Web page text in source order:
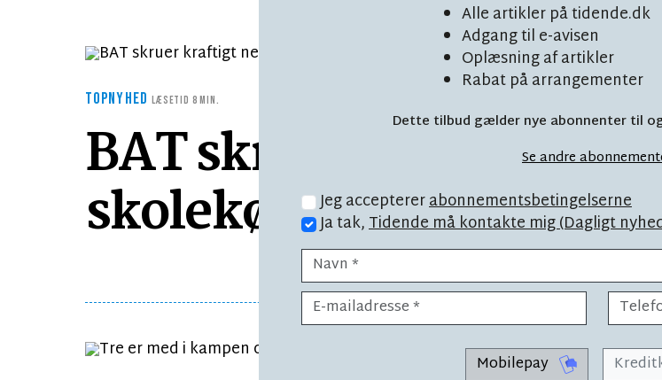
Alle artikler på tidende.dk
Adgang til e-avisen
Oplæsning af artikler
Rabat på arrangementer
Dette tilbud gælder nye abonnenter til
Se andre
Jeg acceptererabonnementsbetingelserne
Ja tak,Tidende må kontakte mig (Dagligt
Mobilepay
TOPNYHEDLÆSETID 8 MIN.
BAT skruer kraftigt ned
skolekørsel